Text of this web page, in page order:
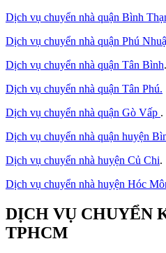
Dịch vụ chuyển nhà quận Bình
Dịch vụ chuyển nhà quận Phú
Dịch vụ chuyển nhà quận Tân Bình.
Dịch vụ chuyển nhà quận Tân Phú.
Dịch vụ chuyển nhà quận Gò Vấp .
Dịch vụ chuyển nhà quận huyện
Dịch vụ chuyển nhà huyện Củ Chi.
Dịch vụ chuyển nhà huyện Hóc
DỊCH VỤ CHUYỂN
TPHCM